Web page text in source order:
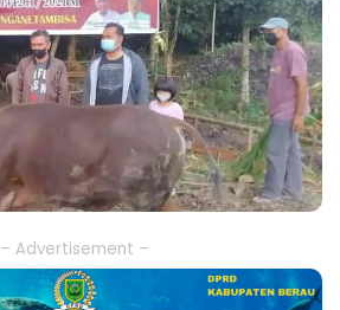
– Advertisement –